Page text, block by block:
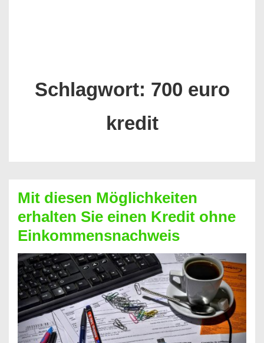
Schlagwort: 700 euro
kredit
Mit diesen Möglichkeiten
erhalten Sie einen Kredit ohne
Einkommensnachweis